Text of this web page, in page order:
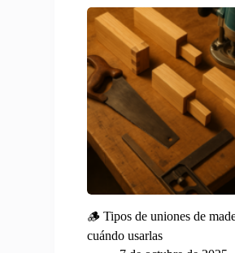
🪵 Tipos de uniones de
cuándo usarlas